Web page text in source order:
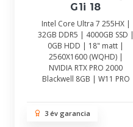
G1i 18
Intel Core Ultra 7 255HX |
32GB DDR5 | 4000GB SSD |
0GB HDD | 18" matt |
2560X1600 (WQHD) |
NVIDIA RTX PRO 2000
Blackwell 8GB | W11 PRO
3 év garancia